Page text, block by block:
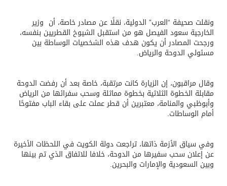
ونقلت صحيفة “العرب” الدولية، نقلًا عن مصادر خاصة، أن وزير
الخارجية سعود الفيصل هو من استقبل الشيوخ القطريين بنفسه،
ورجحت المصادر أن يكون هدف هذه الشخصيات الوساطة بين
مسئولي الدوحة والرياض.
وقال مراقبون، إن الزيارة كانت مرتقبة، خاصة بعد أن رفضت الدوحة
مقابلة الخطوة الثلاثية بخطوة مماثلة وسحب سفرائها من الرياض
وأبوظبي والمنامة، معتبرين أن قطر عملت على بقاء الباب مفتوحًا
أمام الوساطات.
وفي سياق الأزمة ذاتها، تراجعت دولة الكويت في اللحظات الأخيرة
عن إعلان سحب سفيرها من الدوحة، خلافا للاتفاق الذي تم بينها
وبين السعودية والإمارات والبحرين.